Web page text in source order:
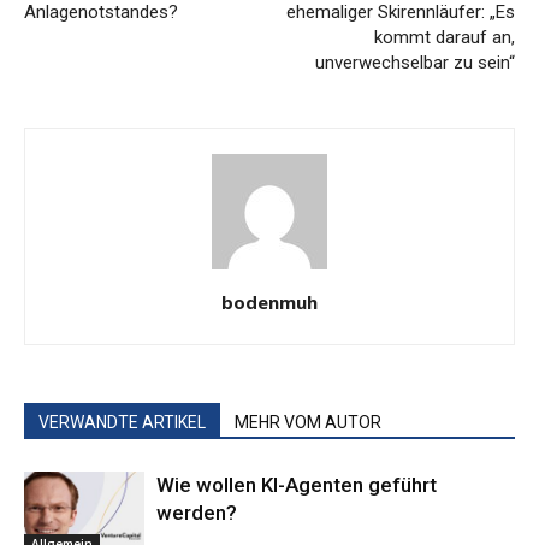
Anlagenotstandes?
ehemaliger Skirennläufer: „Es
kommt darauf an,
unverwechselbar zu sein“
bodenmuh
VERWANDTE ARTIKEL MEHR VOM AUTOR
Wie wollen KI-Agenten geführt
werden?